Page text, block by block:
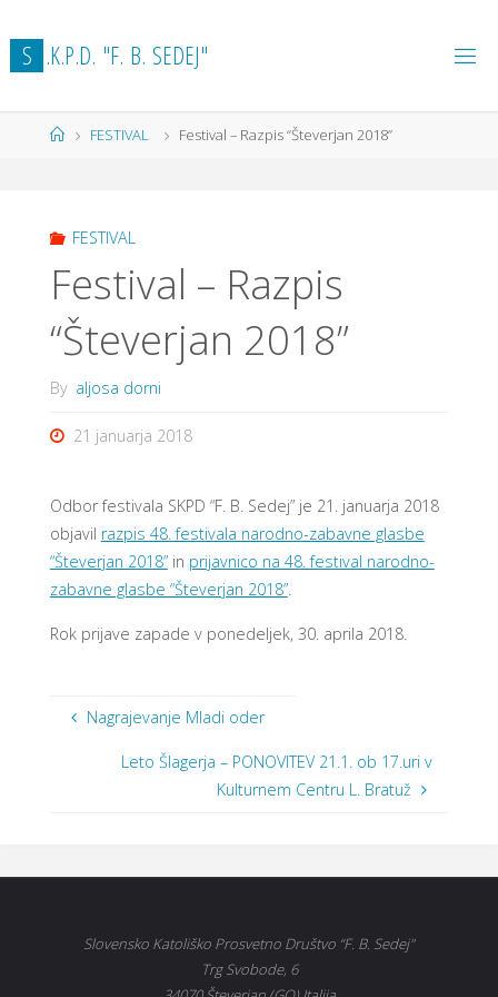
to
content
S .K.P.D. "F. B. SEDEJ"
HomeFESTIVAL Festival – Razpis “Števerjan 2018”
FESTIVAL
Festival – Razpis
“Števerjan 2018”
By aljosa dorni
21 januarja 2018
Odbor festivala SKPD “F. B. Sedej” je 21. januarja 2018
objavil razpis 48. festivala narodno-zabavne glasbe
“Števerjan 2018”in prijavnico na 48. festival narodno-
zabavne glasbe “Števerjan 2018”.
Rok prijave zapade v ponedeljek, 30. aprila 2018.
Nagrajevanje Mladi oder
Leto Šlagerja – PONOVITEV 21.1. ob 17.uri v
Kulturnem Centru L. Bratuž
Slovensko Katoliško Prosvetno Društvo “F. B. Sedej"
Trg Svobode, 6